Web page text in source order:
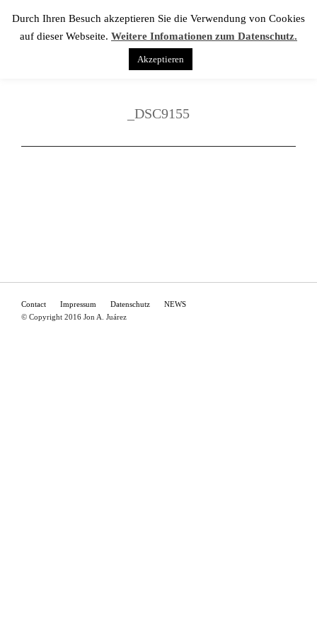
_DSC9155
Contact Impressum Datenschutz
NEWS
© Copyright 2016 Jon A. Juárez
Durch Ihren Besuch akzeptieren Sie die Verwendung von Cookies
auf dieser Webseite. Weitere Infomationen zum Datenschutz.
Akzeptieren